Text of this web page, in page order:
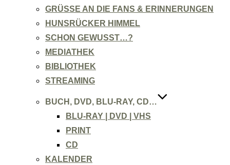
GRÜSSE AN DIE FANS & ERINNERUNGEN
HUNSRÜCKER HIMMEL
SCHON GEWUSST…?
MEDIATHEK
BIBLIOTHEK
STREAMING
BUCH, DVD, BLU-RAY, CD…
BLU-RAY | DVD | VHS
PRINT
CD
KALENDER